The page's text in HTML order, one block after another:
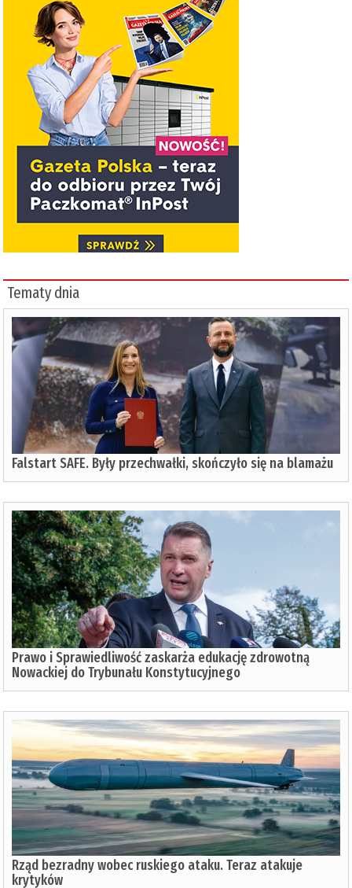
Tematy dnia
Falstart SAFE. Były przechwałki, skończyło się na blamażu
Prawo i Sprawiedliwość zaskarża edukację zdrowotną
Nowackiej do Trybunału Konstytucyjnego
Rząd bezradny wobec ruskiego ataku. Teraz atakuje
krytyków